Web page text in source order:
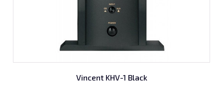
Vincent KHV-1 Black